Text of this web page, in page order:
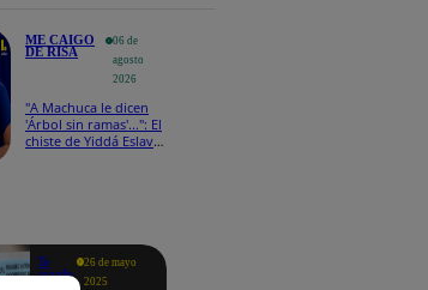
ME CAIGO
DE RISA
06 de
agosto
2026
"A Machuca le dicen
'Árbol sin ramas'...": El
chiste de Yiddá Eslava
Te
ayudo
26 de mayo
2025